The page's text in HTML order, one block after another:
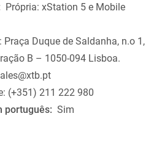
Própria: xStation 5 e Mobile
Praça Duque de Saldanha, n.o 1,
B – 1050-094 Lisboa.
(+351) 211 222 980
português: Sim